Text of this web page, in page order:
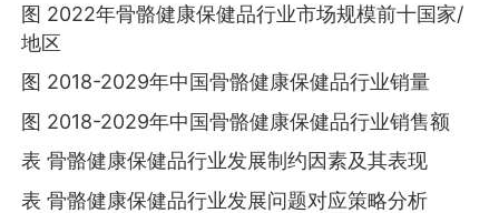
图 2022年骨骼健康保健品行业市场规模前十国家/
地区
图 2018-2029年中国骨骼健康保健品行业销量
图 2018-2029年中国骨骼健康保健品行业销售额
表 骨骼健康保健品行业发展制约因素及其表现
表 骨骼健康保健品行业发展问题对应策略分析